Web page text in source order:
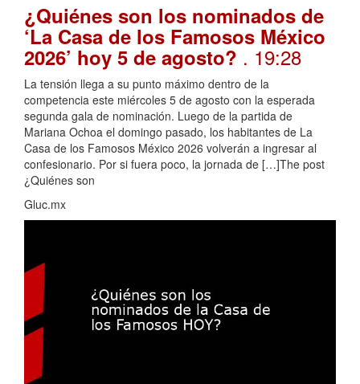
¿Quiénes son los nominados de
‘La Casa de los Famosos México
2026’ hoy 5 de agosto? . 19:28
La tensión llega a su punto máximo dentro de la
competencia este miércoles 5 de agosto con la esperada
segunda gala de nominación. Luego de la partida de
Mariana Ochoa el domingo pasado, los habitantes de La
Casa de los Famosos México 2026 volverán a ingresar al
confesionario. Por si fuera poco, la jornada de […]The post
¿Quiénes son
Gluc.mx